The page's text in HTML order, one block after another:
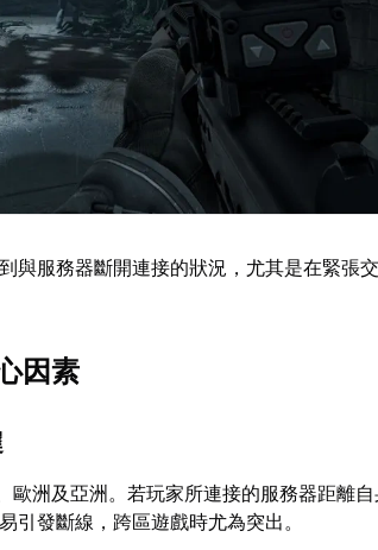
與服務器斷開連接的狀況，尤其是在緊張
因素
歐洲及亞洲。若玩家所連接的服務器距離
引發斷線，跨區遊戲時尤為突出。